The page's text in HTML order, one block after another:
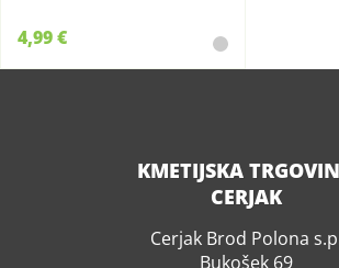
4,99 €
KMETIJSKA
CERJAK
Cerjak Brod Polona
Bukošek 69